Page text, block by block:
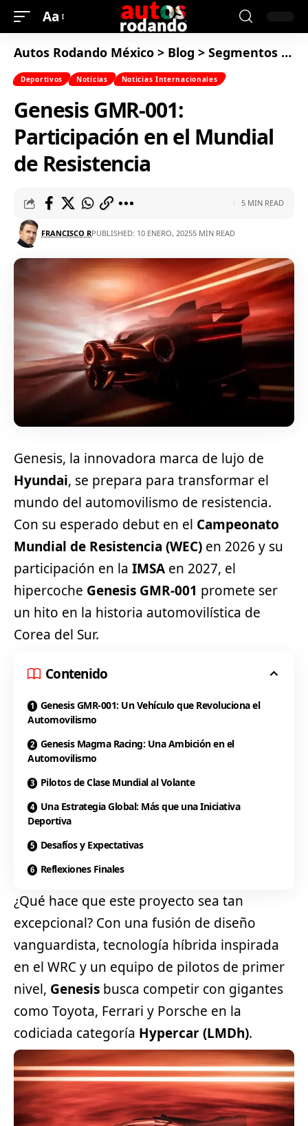
Aa
Autos Rodando México > Blog > Segmentos
Deportivos Noticias Noticias Internacionales
Genesis GMR-001:
Participación en el Mundial
de Resistencia
FRANCISCO RPUBLISHED: 10 ENERO, 20255 MIN READ
5 MIN READ
Genesis, la innovadora marca de lujo de
Hyundai, se prepara para transformar el
mundo del automovilismo de resistencia.
Con su esperado debut en el Campeonato
Mundial de Resistencia (WEC) en 2026 y su
participación en la IMSA en 2027, el
hipercoche Genesis GMR-001 promete ser
un hito en la historia automovilística de
Corea del Sur.
Contenido
Genesis GMR-001: Un Vehículo que Revoluciona el
Automovilismo
Genesis Magma Racing: Una Ambición en el
Automovilismo
Pilotos de Clase Mundial al Volante
Una Estrategia Global: Más que una Iniciativa
Deportiva
Desafíos y Expectativas
Reflexiones Finales
¿Qué hace que este proyecto sea tan
excepcional? Con una fusión de diseño
vanguardista, tecnología híbrida inspirada
en el WRC y un equipo de pilotos de primer
nivel, Genesis busca competir con gigantes
como Toyota, Ferrari y Porsche en la
codiciada categoría Hypercar (LMDh).